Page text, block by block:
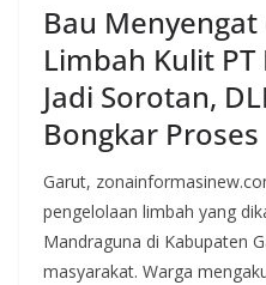
Bau
Limbah Kulit
Jadi Sorotan,
Bongkar
Garut,
pengelolaan limbah yang
Mandraguna di Kabupaten
masyarakat. Warga